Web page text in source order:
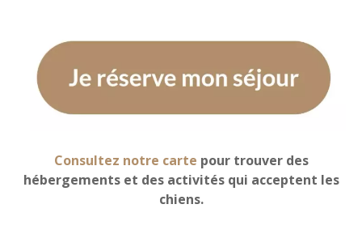
Consultez notre carte pour trouver des
hébergements et des activités qui acceptent les
chiens.